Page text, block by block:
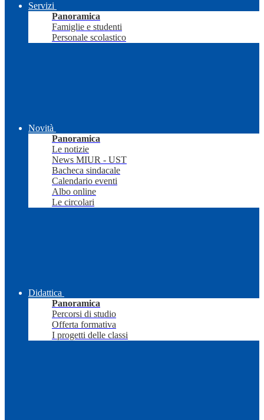
Servizi
Panoramica
Famiglie e studenti
Personale scolastico
Novità
Panoramica
Le notizie
News MIUR - UST
Bacheca sindacale
Calendario eventi
Albo online
Le circolari
Didattica
Panoramica
Percorsi di studio
Offerta formativa
I progetti delle classi